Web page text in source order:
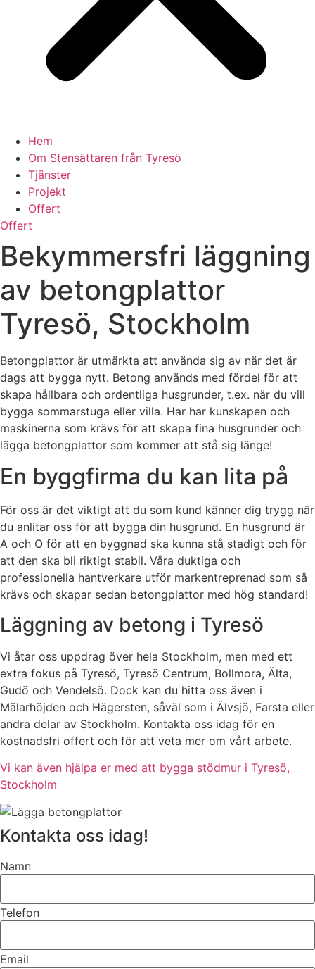
Hem
Om Stensättaren från Tyresö
Tjänster
Projekt
Offert
Offert
Bekymmersfri läggning
av betongplattor
Tyresö, Stockholm
Betongplattor är utmärkta att använda sig av när det är
dags att bygga nytt. Betong används med fördel för att
skapa hållbara och ordentliga husgrunder, t.ex. när du vill
bygga sommarstuga eller villa. Har har kunskapen och
maskinerna som krävs för att skapa fina husgrunder och
lägga betongplattor som kommer att stå sig länge!
En byggfirma du kan lita på
För oss är det viktigt att du som kund känner dig trygg när
du anlitar oss för att bygga din husgrund. En husgrund är
A och O för att en byggnad ska kunna stå stadigt och för
att den ska bli riktigt stabil. Våra duktiga och
professionella hantverkare utför markentreprenad som så
krävs och skapar sedan betongplattor med hög standard!
Läggning av betong i Tyresö
Vi åtar oss uppdrag över hela Stockholm, men med ett
extra fokus på Tyresö, Tyresö Centrum, Bollmora, Älta,
Gudö och Vendelsö. Dock kan du hitta oss även i
Mälarhöjden och Hägersten, såväl som i Älvsjö, Farsta eller
andra delar av Stockholm. Kontakta oss idag för en
kostnadsfri offert och för att veta mer om vårt arbete.
Vi kan även hjälpa er med att bygga stödmur i Tyresö,
Stockholm
Kontakta oss idag!
Namn
Telefon
Email